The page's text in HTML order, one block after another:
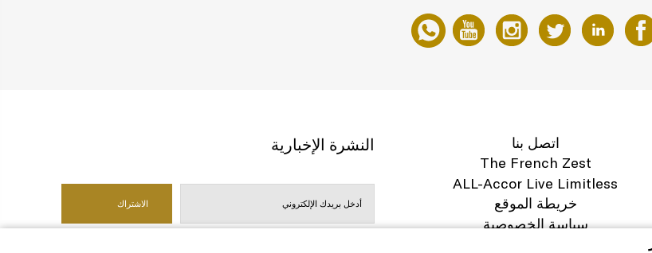
النشرة الإخبارية
اتصل بنا
The French Zest
ALL-Accor Live Limitless
خريطة الموقع
سياسة الخصوصية